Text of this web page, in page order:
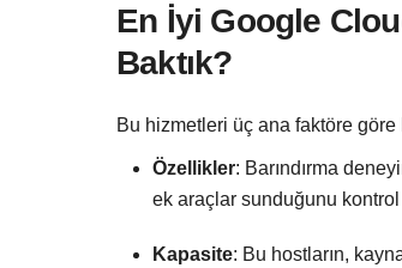
En İyi Google
Baktık?
Bu hizmetleri üç ana faktöre göre
Özellikler: Barındırma
ek araçlar sunduğunu kontrol
Kapasite: Bu hostların,